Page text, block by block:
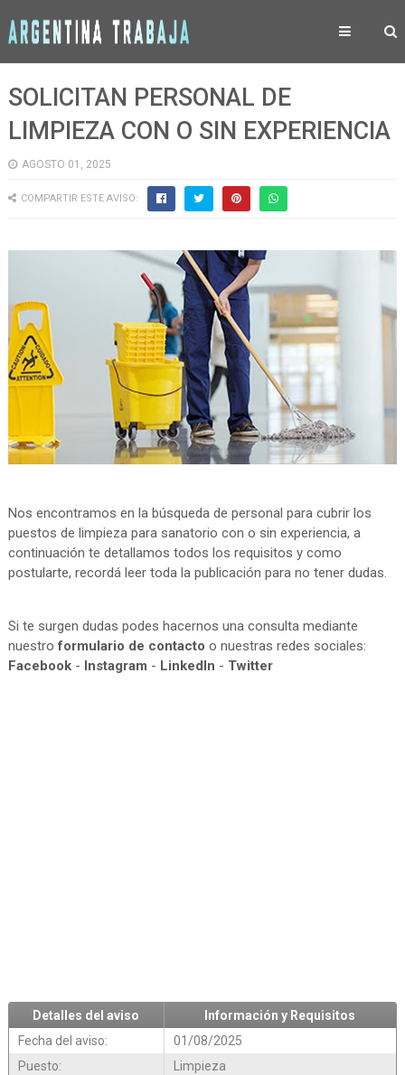
SOLICITAN PERSONAL DE
LIMPIEZA CON O SIN EXPERIENCIA
AGOSTO 01, 2025
COMPARTIR ESTE AVISO:
Nos encontramos en la búsqueda de personal para cubrir los
puestos de limpieza para sanatorio con o sin experiencia, a
continuación te detallamos todos los requisitos y como
postularte, recordá leer toda la publicación para no tener dudas.
Si te surgen dudas podes hacernos una consulta mediante
nuestroformulario de contacto o nuestras redes sociales:
Facebook- Instagram - LinkedIn - Twitter
Detalles del aviso
Información y Requisitos
Fecha del aviso:
01/08/2025
Puesto:
Limpieza